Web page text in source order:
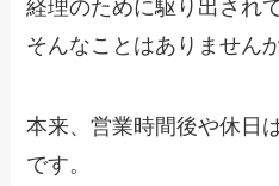
経理のために駆り出され
そんなことはありません
本来、営業時間後や休日
です。